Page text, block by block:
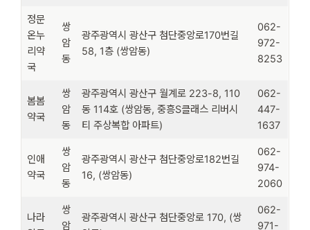
정문
온누
리약
국
쌍
암
동
광주광역시 광산구 첨단중앙로170번길
58, 1층 (쌍암동)
062-
972-
8253
봄봄
약국
쌍
암
동
광주광역시 광산구 월계로 223-8, 110
동 114호 (쌍암동, 중흥S클래스 리버시
티 주상복합 아파트)
062-
447-
1637
인애
약국
쌍
암
동
광주광역시 광산구 첨단중앙로182번길
16, (쌍암동)
062-
974-
2060
나라
쌍
암
광주광역시 광산구 첨단중앙로 170, (쌍
062-
971-